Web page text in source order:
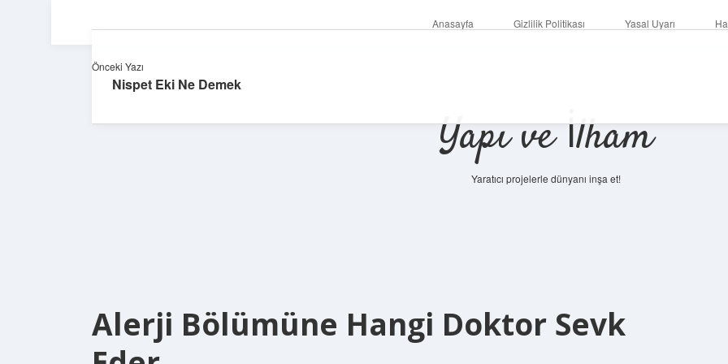
Anasayfa Gizlilik Politikası Yasal Uyarı
Yapı ve İlham
Yaratıcı projelerle dünyanı inşa et!
Alerji Bölümüne Hangi Doktor Sevk
Önceki Yazı
Nispet Eki Ne Demek